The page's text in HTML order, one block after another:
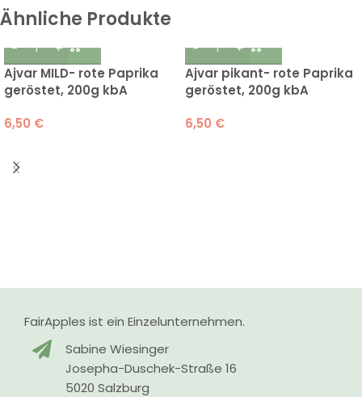
Ähnliche Produkte
Ajvar MILD- rote Paprika
geröstet, 200g kbA
6,50 €
Ajvar pikant- rote Paprika
geröstet, 200g kbA
6,50 €
FairApples ist ein Einzelunternehmen.
Sabine Wiesinger
Josepha-Duschek-Straße 16
5020 Salzburg